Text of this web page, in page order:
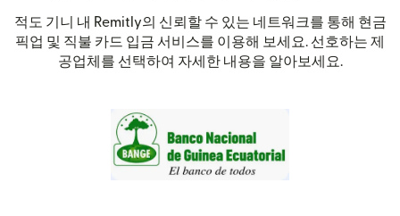
적도 기니 내 Remitly의 신뢰할 수 있는 네트워크를 통해 현금
픽업 및 직불 카드 입금 서비스를 이용해 보세요. 선호하는 제
공업체를 선택하여 자세한 내용을 알아보세요.